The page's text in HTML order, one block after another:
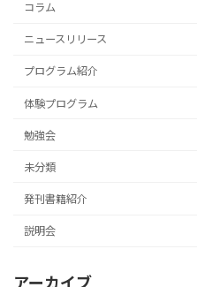
コラム
ニュースリリース
プログラム紹介
体験プログラム
勉強会
未分類
発刊書籍紹介
説明会
アーカイブ